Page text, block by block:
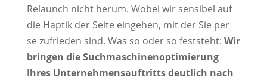
Relaunch nicht herum. Wobei wir sensibel auf
die Haptik der Seite eingehen, mit der Sie per
se zufrieden sind. Was so oder so feststeht: Wir
bringen die Suchmaschinenoptimierung
Ihres Unternehmensauftritts deutlich nach